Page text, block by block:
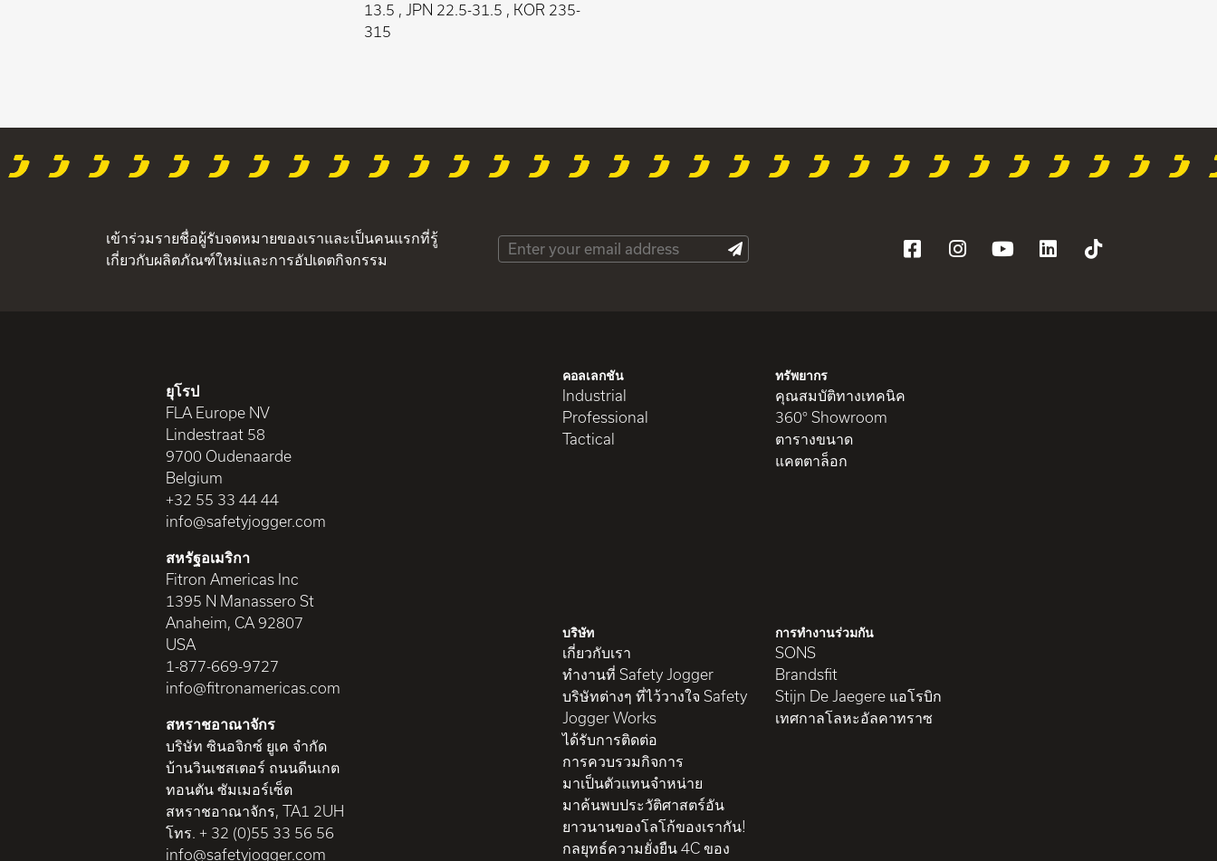
13.5 , JPN 22.5-31.5 , KOR 235-
315
เข้าร่วมรายชื่อผู้รับจดหมายของเราและเป็นคนแรกที่รู้
เกี่ยวกับผลิตภัณฑ์ใหม่และการอัปเดตกิจกรรม
ยุโรป
FLA Europe NV
Lindestraat 58
9700 Oudenaarde
Belgium
+32 55 33 44 44
info@safetyjogger.com
สหรัฐอเมริกา
Fitron Americas Inc
1395 N Manassero St
Anaheim, CA 92807
USA
1-877-669-9727
info@fitronamericas.com
สหราชอาณาจักร
บริษัท ซินอจิกซ์ ยูเค จำกัด
บ้านวินเชสเตอร์ ถนนดีนเกต
ทอนตัน ซัมเมอร์เซ็ต
สหราชอาณาจักร, TA1 2UH
โทร. + 32 (0)55 33 56 56
info@safetyjogger.com
คอลเลกชัน
Industrial
Professional
Tactical
ทรัพยากร
คุณสมบัติทางเทคนิค
360° Showroom
ตารางขนาด
แคตตาล็อก
บริษัท
เกี่ยวกับเรา
ทำงานที่ Safety Jogger
บริษัทต่างๆ ที่ไว้วางใจ Safety
Jogger Works
ได้รับการติดต่อ
การควบรวมกิจการ
มาเป็นตัวแทนจำหน่าย
มาค้นพบประวัติศาสตร์อัน
ยาวนานของโลโก้ของเรากัน!
กลยุทธ์ความยั่งยืน 4C ของ
การทำงานร่วมกัน
SONS
Brandsfit
Stijn De Jaegere แอโรบิก
เทศกาลโลหะอัลคาทราซ